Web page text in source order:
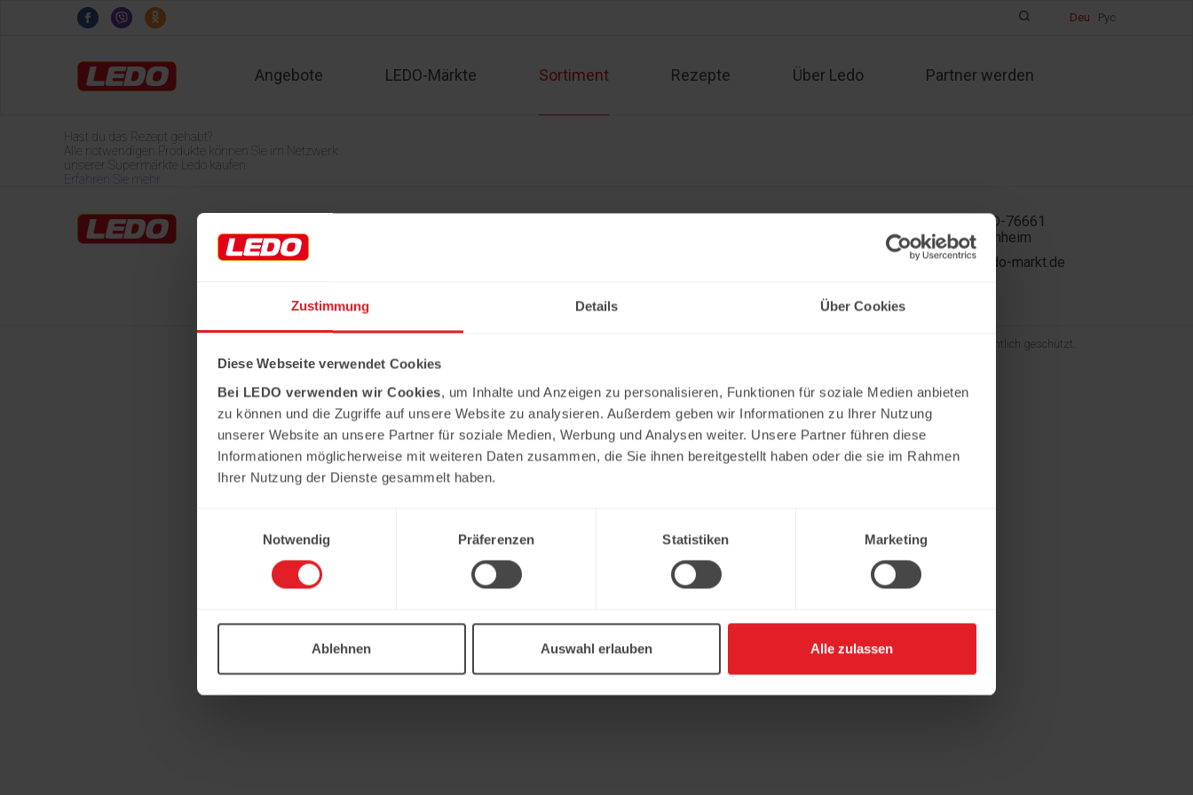
Zustimmung Details Über Cookies
Diese Webseite verwendet Cookies
Bei LEDO verwenden wir Cookies, um Inhalte und Anzeigen zu personalisieren, Funktionen für soziale Medien anbieten
zu können und die Zugriffe auf unsere Website zu analysieren. Außerdem geben wir Informationen zu Ihrer Nutzung
unserer Website an unsere Partner für soziale Medien, Werbung und Analysen weiter. Unsere Partner führen diese
Informationen möglicherweise mit weiteren Daten zusammen, die Sie ihnen bereitgestellt haben oder die sie im Rahmen
Ihrer Nutzung der Dienste gesammelt haben.
Notwendig
Präferenzen Statistiken Marketing
Ablehnen Auswahl erlauben Alle zulassen
Deu Рус
Angebote LEDO-Märkte Sortiment Rezepte Über Ledo Partner werden
Hast du das Rezept gehabt?
Alle notwendigen Produkte können Sie im Netzwerk
unserer Supermärkte Ledo kaufen
Erfahren Sie mehr
LEDO-Märkte
Über Ledo
In der Kühweid 2a D-76661
Philippsburg-Huttenheim
ledo.informiert@ledo-markt.de
Copyright © 2026 Ledo. Diese Webseite und der gesamte Inhalt sind urheberrechtlich geschützt.